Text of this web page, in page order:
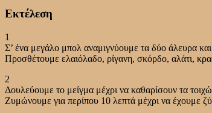
Εκτέλεση
1
Σ’ ένα μεγάλο μπολ αναμιγνύουμε τα δύο άλευρα και
Προσθέτουμε ελαιόλαδο, ρίγανη, σκόρδο, αλάτι,
2
Δουλεύουμε το μείγμα μέχρι να καθαρίσουν τα
Ζυμώνουμε για περίπου 10 λεπτά μέχρι να έχουμε